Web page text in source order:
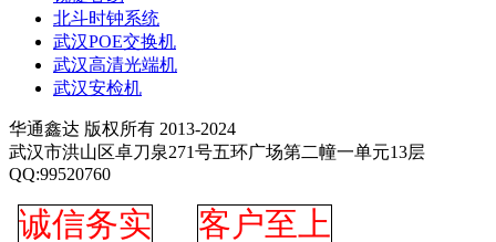
北斗时钟系统
武汉POE交换机
武汉高清光端机
武汉安检机
华通鑫达 版权所有 2013-2024
武汉市洪山区卓刀泉271号五环广场第二幢一单元13层
QQ:99520760
诚信务实 客户至上